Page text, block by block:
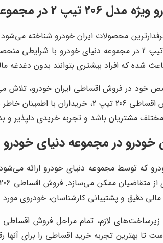
دنیای خودرو
یکی از پرطرفدارترین محصولات ایران خودرو
جلب کرده است. فروش اقساطی 206 تیپ 2 در مجموعه
شده که افراد بیشتری بتوانند بدون دغدغه
خود در فروش اقساطی ایران خودرو، تلاش
تحویل خودرو و ارائه شرایط ویژه
مشتریان باشد و تجربه خریدی دلپذیر و
خودرو در مجموعه دنیای خودرو
که توسط مجموعه دنیای خودرو ارائه
دقیق و پشتیبانی کارشناسان، خودروی مورد
لازم، تمام مراحل فروش
تا بهترین تجربه خرید اقساطی را برای